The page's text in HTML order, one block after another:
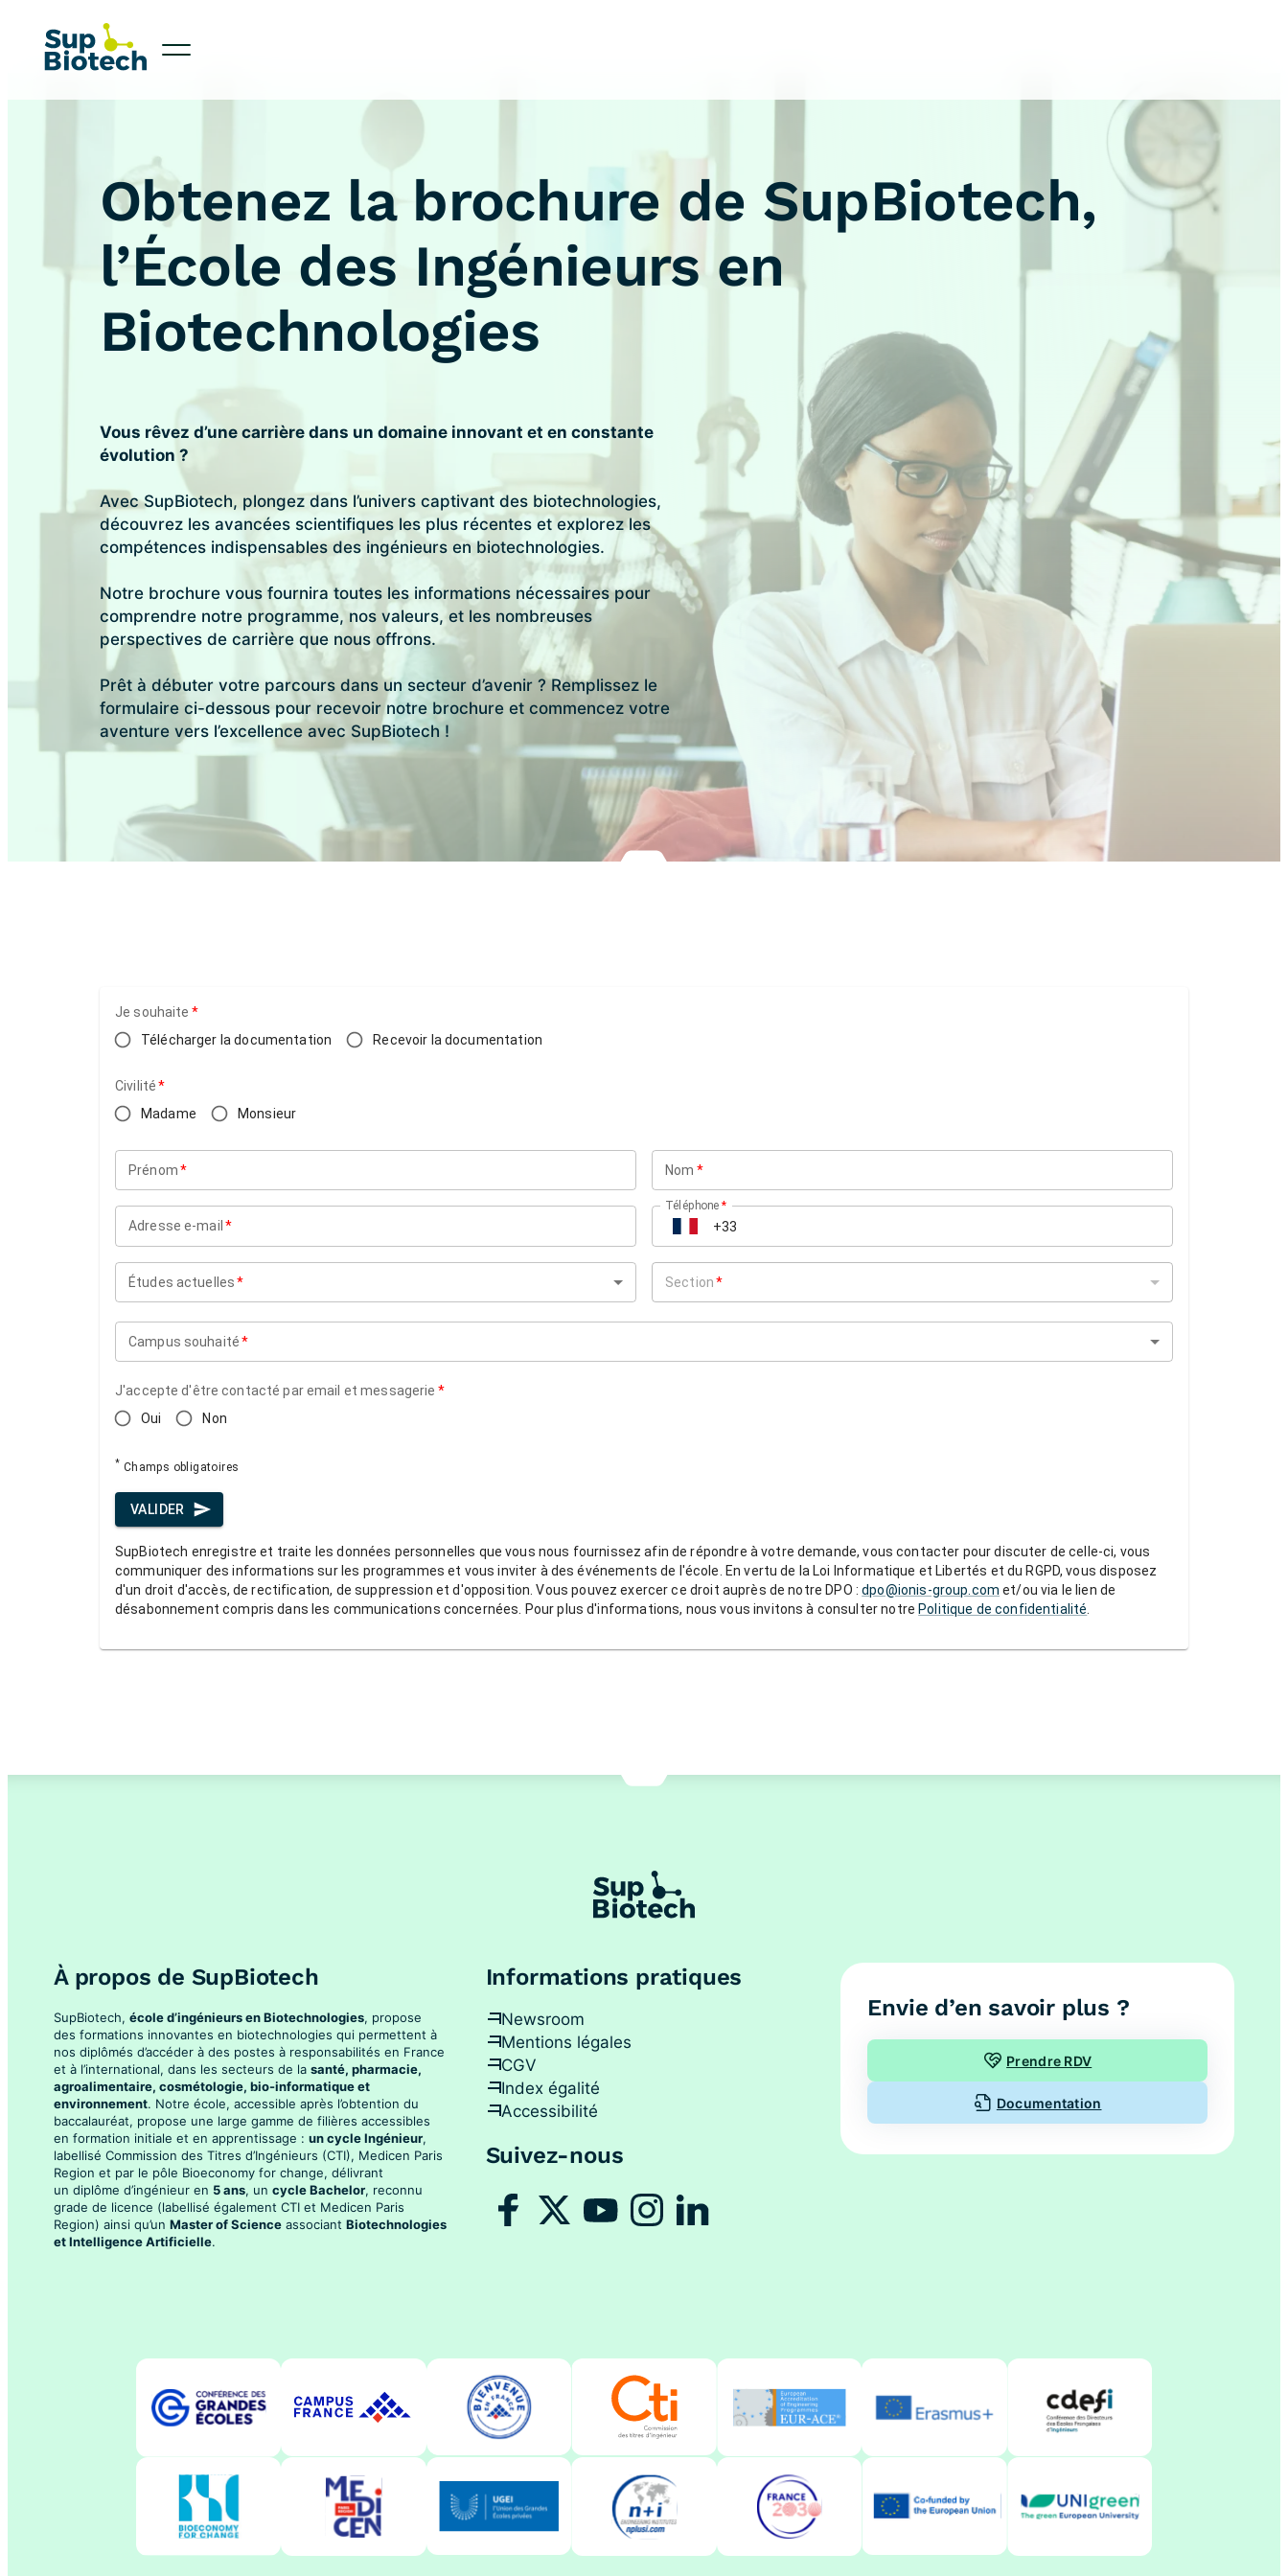
Obtenez la brochure de SupBiotech,
l’École des Ingénieurs en
Biotechnologies
Vous rêvez d’une carrière dans un domaine innovant et en constante
évolution ?
Avec SupBiotech, plongez dans l’univers captivant des biotechnologies,
découvrez les avancées scientifiques les plus récentes et explorez les
compétences indispensables des ingénieurs en biotechnologies.
Notre brochure vous fournira toutes les informations nécessaires pour
comprendre notre programme, nos valeurs, et les nombreuses
perspectives de carrière que nous offrons.
Prêt à débuter votre parcours dans un secteur d’avenir ? Remplissez le
formulaire ci-dessous pour recevoir notre brochure et commencez votre
aventure vers l’excellence avec SupBiotech !
À propos de SupBiotech
SupBiotech, école d’ingénieurs en Biotechnologies, propose
des formations innovantes en biotechnologies qui permettent à
nos diplômés d’accéder à des postes à responsabilités en France
et à l’international, dans les secteurs de la santé, pharmacie,
agroalimentaire, cosmétologie, bio-informatique et
environnement. Notre école, accessible après l’obtention du
baccalauréat, propose une large gamme de filières accessibles
en formation initiale et en apprentissage : un cycle Ingénieur,
labellisé Commission des Titres d’Ingénieurs (CTI), Medicen Paris
Region et par le pôle Bioeconomy for change, délivrant
un diplôme d’ingénieur en 5 ans, un cycle Bachelor, reconnu
grade de licence (labellisé également CTI et Medicen Paris
Region) ainsi qu’un Master of Science associant Biotechnologies
et Intelligence Artificielle.
Informations pratiques
Newsroom
Mentions légales
CGV
Index égalité
Accessibilité
Suivez-nous
Envie d’en savoir plus ?
Prendre RDV
Documentation